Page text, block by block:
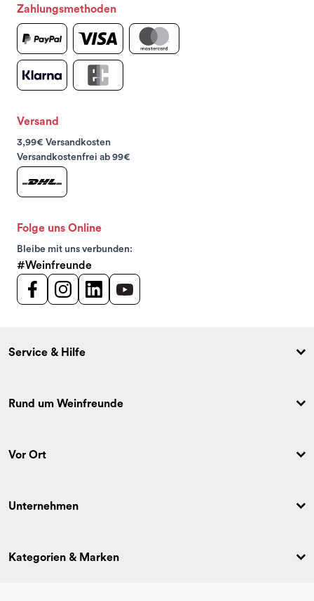
Zahlungsmethoden
Versand
3,99€ Versandkosten
Versandkostenfrei ab 99€
Folge uns Online
Bleibe mit uns verbunden:
#Weinfreunde
Service & Hilfe
Rund um Weinfreunde
Vor Ort
Unternehmen
Kategorien & Marken